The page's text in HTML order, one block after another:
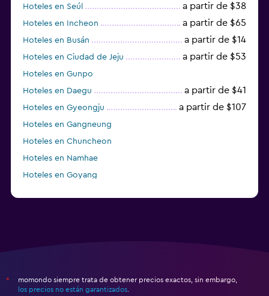
Hoteles en Seúl a partir de $38
Hoteles en Incheon a partir de $65
Hoteles en Busán a partir de $14
Hoteles en Ciudad de Jeju a partir de $53
Hoteles en Gunpo
Hoteles en Daegu
a partir de $41
Hoteles en Gyeongju a partir de $107
Hoteles en Gangneung
Hoteles en Chuncheon
Hoteles en Namhae
Hoteles en Goyang
*
momondo siempre trata de obtener precios exactos, sin embargo,
los precios no están garantizados